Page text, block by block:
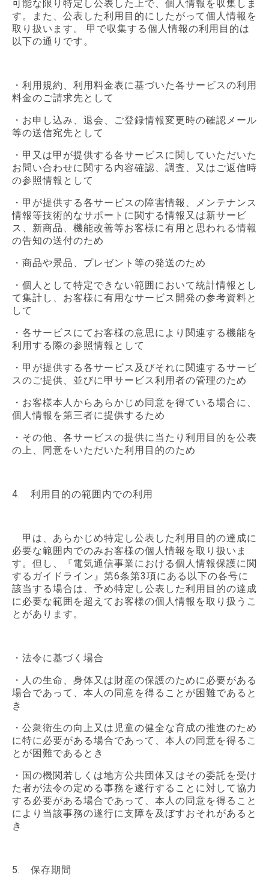
可能な限り特定し公表した上で、個人情報を収集しま
す。また、公表した利用目的にしたがって個人情報を
取り扱います。 甲で収集する個人情報の利用目的は
以下の通りです。
・利用規約、利用料金表に基づいた各サービスの利用
料金のご請求先として
・お申し込み、退会、ご登録情報変更時の確認メール
等の送信宛先として
・甲又は甲が提供する各サービスに関していただいた
お問い合わせに関する内容確認、調査、又はご返信時
の参照情報として
・甲が提供する各サービスの障害情報、メンテナンス
情報等技術的なサポートに関する情報又は新サービ
ス、新商品、機能改善等お客様に有用と思われる情報
の告知の送付のため
・商品や景品、プレゼント等の発送のため
・個人として特定できない範囲において統計情報とし
て集計し、お客様に有用なサービス開発の参考資料と
して
・各サービスにてお客様の意思により関連する機能を
利用する際の参照情報として
・甲が提供する各サービス及びそれに関連するサービ
スのご提供、並びに甲サービス利用者の管理のため
・お客様本人からあらかじめ同意を得ている場合に、
個人情報を第三者に提供するため
・その他、各サービスの提供に当たり利用目的を公表
の上、同意をいただいた利用目的のため
4. 利用目的の範囲内での利用
甲は、あらかじめ特定し公表した利用目的の達成に
必要な範囲内でのみお客様の個人情報を取り扱いま
す。但し、『電気通信事業における個人情報保護に関
するガイドライン』第6条第3項にある以下の各号に
該当する場合は、予め特定し公表した利用目的の達成
に必要な範囲を超えてお客様の個人情報を取り扱うこ
とがあります。
・法令に基づく場合
・人の生命、身体又は財産の保護のために必要がある
場合であって、本人の同意を得ることが困難であると
き
・公衆衛生の向上又は児童の健全な育成の推進のため
に特に必要がある場合であって、本人の同意を得るこ
とが困難であるとき
・国の機関若しくは地方公共団体又はその委託を受け
た者が法令の定める事務を遂行することに対して協力
する必要がある場合であって、本人の同意を得ること
により当該事務の遂行に支障を及ぼすおそれがあると
き
5. 保存期間